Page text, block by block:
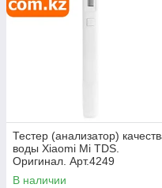
Тестер (анализатор)
воды Xiaomi Mi TDS.
Оригинал. Арт.4249
В наличии